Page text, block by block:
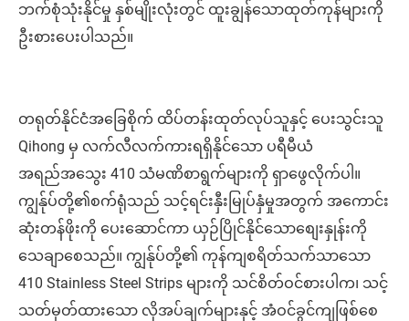
ဘက်စုံသုံးနိုင်မှု နှစ်မျိုးလုံးတွင် ထူးချွန်သောထုတ်ကုန်များကို
ဦးစားပေးပါသည်။
တရုတ်နိုင်ငံအခြေစိုက် ထိပ်တန်းထုတ်လုပ်သူနှင့် ပေးသွင်းသူ
Qihong မှ လက်လီလက်ကားရရှိနိုင်သော ပရီမီယံ
အရည်အသွေး 410 သံမဏိစာရွက်များကို ရှာဖွေလိုက်ပါ။
ကျွန်ုပ်တို့၏စက်ရုံသည် သင့်ရင်းနှီးမြုပ်နှံမှုအတွက် အကောင်း
ဆုံးတန်ဖိုးကို ပေးဆောင်ကာ ယှဉ်ပြိုင်နိုင်သောစျေးနှုန်းကို
သေချာစေသည်။ ကျွန်ုပ်တို့၏ ကုန်ကျစရိတ်သက်သာသော
410 Stainless Steel Strips များကို သင်စိတ်ဝင်စားပါက၊ သင့်
သတ်မှတ်ထားသော လိုအပ်ချက်များနှင့် အံဝင်ခွင်ကျဖြစ်စေ